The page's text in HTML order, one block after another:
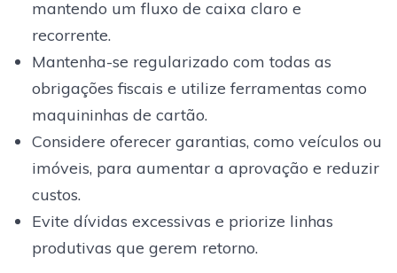
mantendo um fluxo de caixa claro e
recorrente.
Mantenha-se regularizado com todas as
obrigações fiscais e utilize ferramentas como
maquininhas de cartão.
Considere oferecer garantias, como veículos ou
imóveis, para aumentar a aprovação e reduzir
custos.
Evite dívidas excessivas e priorize linhas
produtivas que gerem retorno.